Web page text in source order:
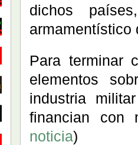
dichos
armamentístico
Para terminar
elementos
industria
financian con
noticia)